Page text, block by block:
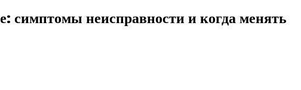
симптомы неисправности и когда менять